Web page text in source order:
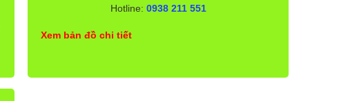
Hotline: 0938 211 551
Xem bản đồ chi tiết